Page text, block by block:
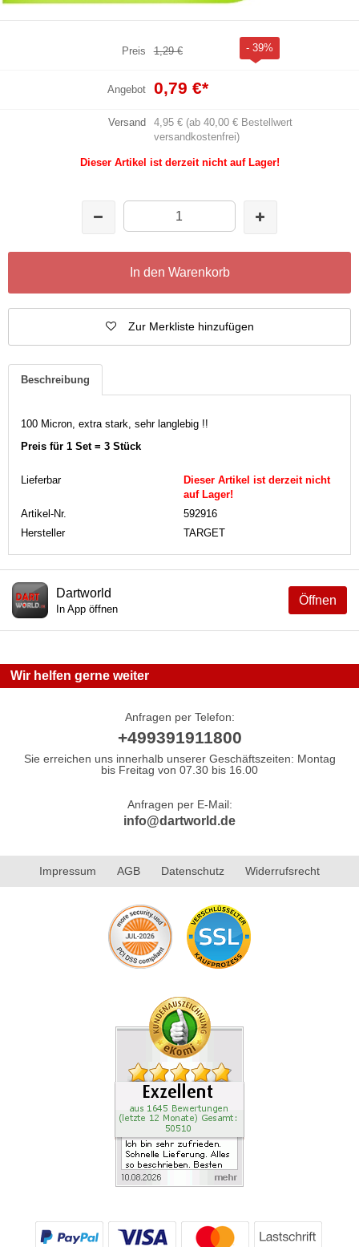
Preis 1,29 € - 39%
Angebot 0,79 €*
Versand
4,95 € (ab 40,00 € Bestellwert
versandkostenfrei)
Dieser Artikel ist derzeit nicht auf Lager!
In den Warenkorb
Zur Merkliste hinzufügen
Beschreibung
100 Micron, extra stark, sehr langlebig !!
Preis für 1 Set = 3 Stück
Lieferbar
Dieser Artikel ist derzeit nicht
auf Lager!
Artikel-Nr.
592916
Hersteller
TARGET
Öffnen
Dartworld
In App öffnen
Wir helfen gerne weiter
Anfragen per Telefon:
+499391911800
Sie erreichen uns innerhalb unserer Geschäftszeiten: Montag
bis Freitag von 07.30 bis 16.00
Anfragen per E-Mail:
info@dartworld.de
Impressum AGB Datenschutz Widerrufsrecht